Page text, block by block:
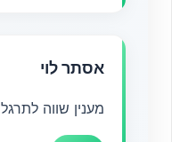
אסתר לוי
מענין שווה לתרגל